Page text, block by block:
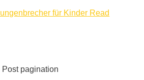
für Kinder Read
Post pagination